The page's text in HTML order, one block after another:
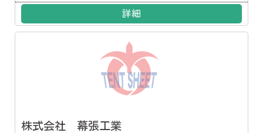
詳細
株式会社 幕張工業